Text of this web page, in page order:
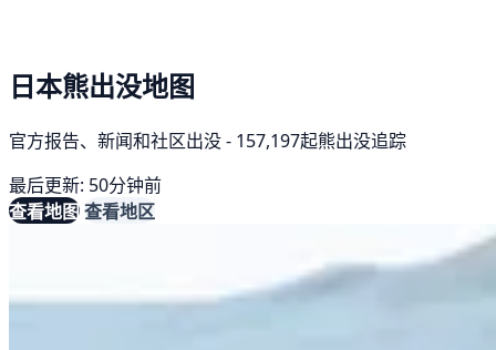
日本熊出没地图
官方报告、新闻和社区出没 - 157,197起熊出没追踪
最后更新: 50分钟前
查看地图查看地区